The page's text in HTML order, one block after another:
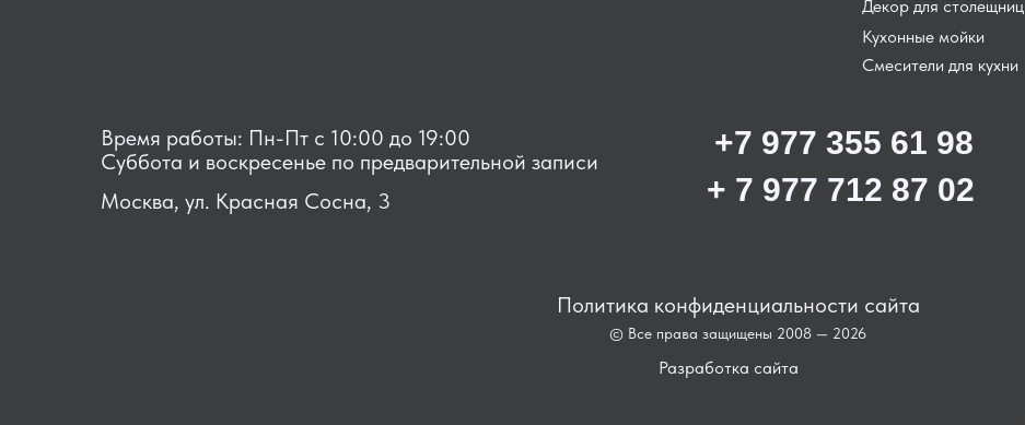
+ 7 977 712 87 02
Время работы: Пн-Пт с 10:00 до 19:00
Суббота и воскресенье по предварительной записи
Москва, ул. Красная Сосна, 3
© Все права защищены 2008 — 2026
Политика конфиденциальности сайта
Разработка сайта
+7 977 355 61 98
Декор для столещниц
Кухонные мойки
Смесители для кухни